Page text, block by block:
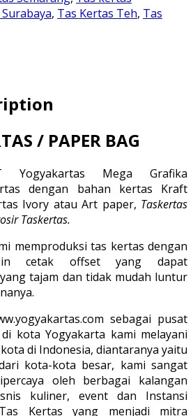
, Tas Kertas Teh, Tas
/ PAPER BAG
Mega Grafika
dengan bahan kertas Kraft
Ivory atau Art paper, Taskertas
Taskertas.
memproduksi tas kertas dengan
cetak offset yang dapat
tajam dan tidak mudah luntur
sebagai pusat
kota Yogyakarta kami melayani
di Indonesia, diantaranya yaitu
kota-kota besar, kami sangat
oleh berbagai kalangan
kuliner, event dan Instansi
Kertas yang menjadi mitra